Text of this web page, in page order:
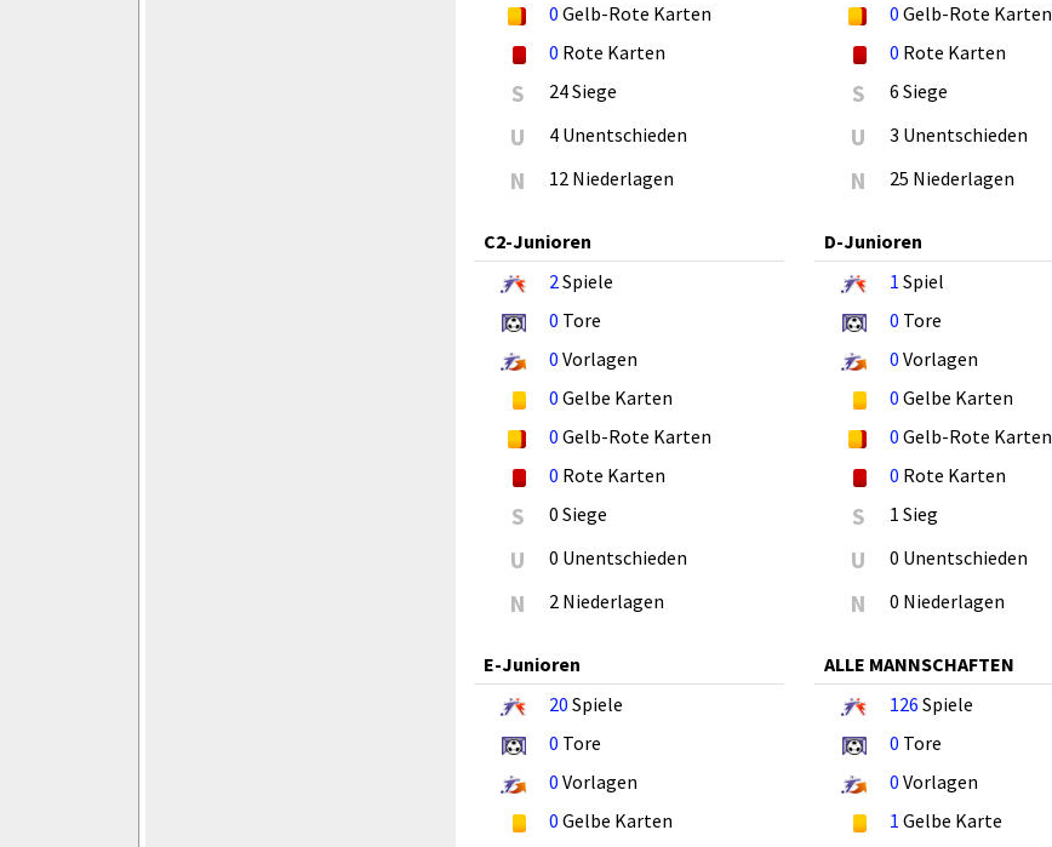
0 Gelb-Rote Karten
0 Rote Karten
S 24 Siege
U 4 Unentschieden
N 12 Niederlagen
0 Gelb-Rote Karten
0 Rote Karten
S 6 Siege
U 3 Unentschieden
N 25 Niederlagen
C2-Junioren
2Spiele
0 Tore
0 Vorlagen
0 Gelbe Karten
0 Gelb-Rote Karten
0 Rote Karten
S 0 Siege
U 0 Unentschieden
N 2 Niederlagen
D-Junioren
1 Spiel
0 Tore
0 Vorlagen
0 Gelbe Karten
0 Gelb-Rote Karten
0 Rote Karten
S 1 Sieg
U 0 Unentschieden
N 0 Niederlagen
E-Junioren
20 Spiele
0 Tore
0 Vorlagen
0 Gelbe Karten
ALLE MANNSCHAFTEN
126 Spiele
0 Tore
0 Vorlagen
1 Gelbe Karte